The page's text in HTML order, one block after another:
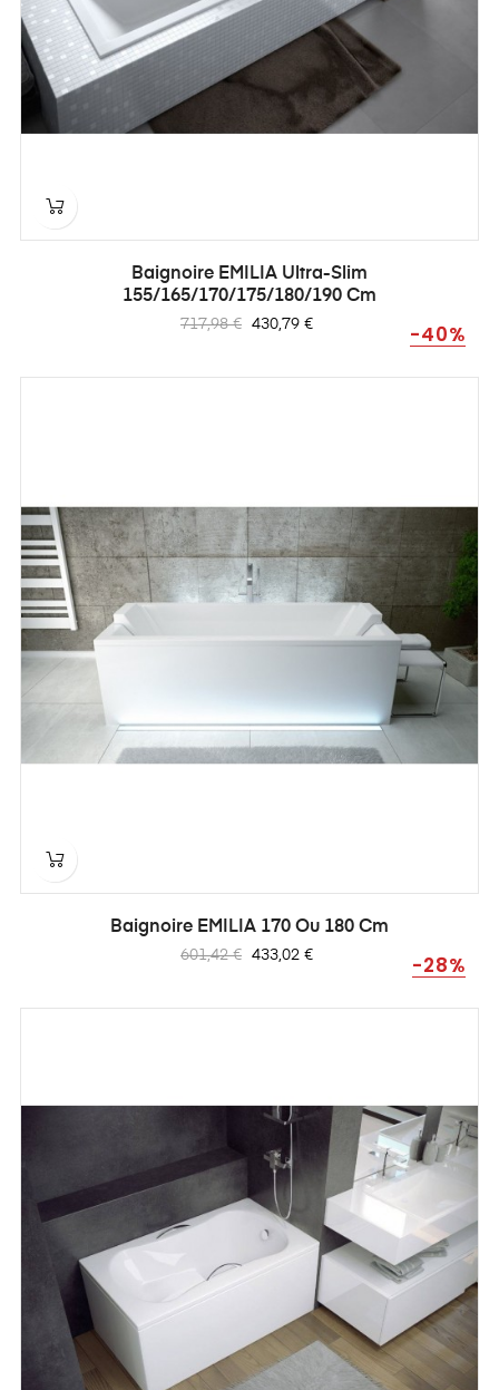
Baignoire EMILIA Ultra-Slim
155/165/170/175/180/190 Cm
Prix
717,98 € -40%
Prix
430,79 €
Baignoire EMILIA 170 Ou 180 Cm
Prix
601,42 € -28%
Prix
433,02 €